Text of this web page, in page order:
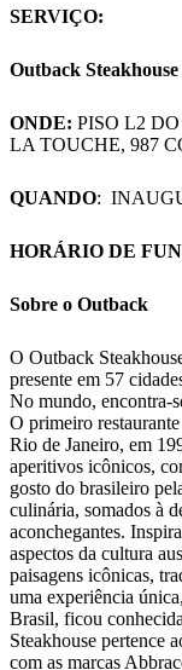
SERVIÇO:
Outback Steakhouse
ONDE: PISO L2
LA TOUCHE, 987
QUANDO:
HORÁRIO DE
Sobre o Outback
O Outback
presente em 57
No mundo, encontra-
O primeiro
Rio de Janeiro, em
aperitivos icônicos,
gosto do brasileiro
culinária, somados à
aconchegantes.
aspectos da cultura
paisagens icônicas,
uma experiência
Brasil, ficou
Steakhouse pertence
com as marcas